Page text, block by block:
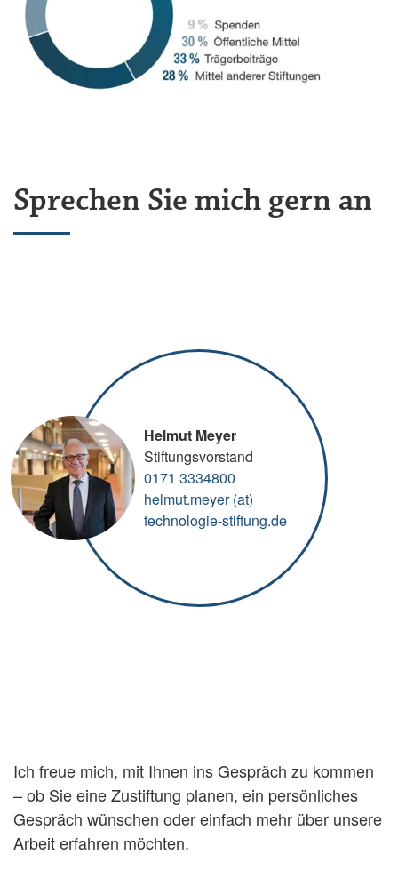
Sprechen Sie mich gern an
Helmut Meyer
Stiftungsvorstand
0171 3334800
helmut.meyer (at)
technologie-stiftung.de
Ich freue mich, mit Ihnen ins Gespräch zu kommen
– ob Sie eine Zustiftung planen, ein persönliches
Gespräch wünschen oder einfach mehr über unsere
Arbeit erfahren möchten.